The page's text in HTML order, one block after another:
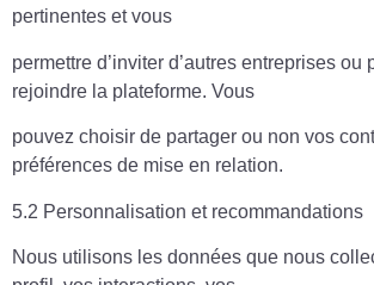
pertinentes et vous
permettre d’inviter d’autres entreprises ou
rejoindre la plateforme. Vous
pouvez choisir de partager ou non vos
préférences de mise en relation.
5.2 Personnalisation et recommandations
Nous utilisons les données que nous